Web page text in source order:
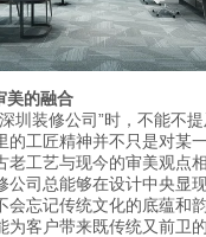
美的融合
圳装修公司”时，不能不
的工匠精神并不只是对某
老工艺与现今的审美观点相
公司总能够在设计中央显
会忘记传统文化的底蕴和
为客户带来既传统又前卫的